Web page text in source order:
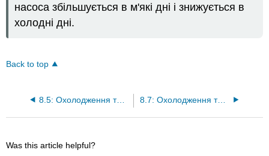
насоса збільшується в м'які дні і знижується в
холодні дні.
Back to top
8.5: Охолодження та нагрівання (I) 8.7: Охолодження та нагрівання (III)
Was this article helpful?